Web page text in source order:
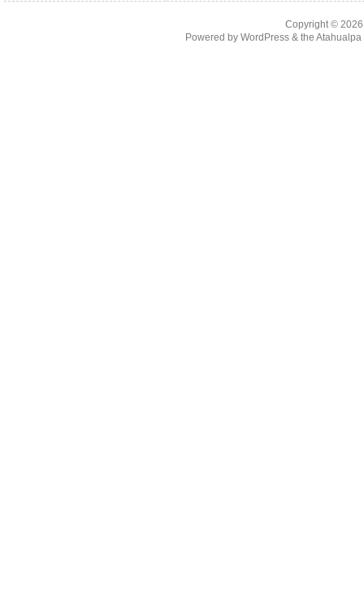
Copyright ©
Powered by WordPress& the Atahualpa